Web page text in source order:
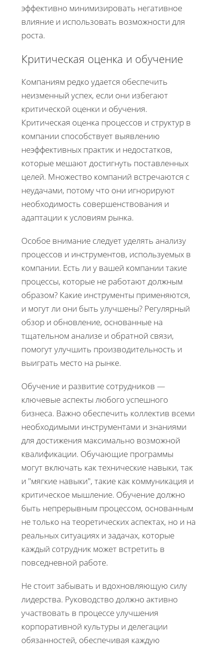
эффективно минимизировать негативное
влияние и использовать возможности для
роста.
Критическая оценка и обучение
Компаниям редко удается обеспечить
неизменный успех, если они избегают
критической оценки и обучения.
Критическая оценка процессов и структур в
компании способствует выявлению
неэффективных практик и недостатков,
которые мешают достигнуть поставленных
целей. Множество компаний встречаются с
неудачами, потому что они игнорируют
необходимость совершенствования и
адаптации к условиям рынка.
Особое внимание следует уделять анализу
процессов и инструментов, используемых в
компании. Есть ли у вашей компании такие
процессы, которые не работают должным
образом? Какие инструменты применяются,
и могут ли они быть улучшены? Регулярный
обзор и обновление, основанные на
тщательном анализе и обратной связи,
помогут улучшить производительность и
выиграть место на рынке.
Обучение и развитие сотрудников —
ключевые аспекты любого успешного
бизнеса. Важно обеспечить коллектив всеми
необходимыми инструментами и знаниями
для достижения максимально возможной
квалификации. Обучающие программы
могут включать как технические навыки, так
и "мягкие навыки", такие как коммуникация и
критическое мышление. Обучение должно
быть непрерывным процессом, основанным
не только на теоретических аспектах, но и на
реальных ситуациях и задачах, которые
каждый сотрудник может встретить в
повседневной работе.
Не стоит забывать и вдохновляющую силу
лидерства. Руководство должно активно
участвовать в процессе улучшения
корпоративной культуры и делегации
обязанностей, обеспечивая каждую